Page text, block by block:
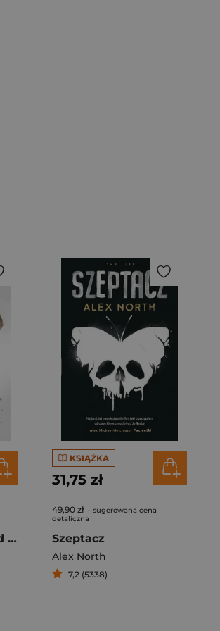
Morderca jest wśród nas
KSIĄŻKA
31,75 zł
49,90 zł - sugerowana cena
detaliczna
Szeptacz
Alex North
7,2 (5338)